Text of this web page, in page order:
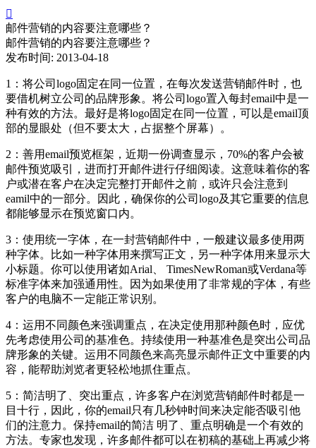

邮件营销的内容要注意哪些？
邮件营销的内容要注意哪些？
发布时间: 2013-04-18
1：将公司logo固定在同一位置，在每次发送营销邮件时，也
要借机树立公司的品牌形象。将公司logo置入每封email中是一
种有效的方法。最好是将logo固定在同一位置，可以是email顶
部的显眼处（但不要太大，占据整个屏幕）。
2：善用email预览框架，近期一份调查显示，70%的客户会被
邮件预览吸引，进而打开邮件进行仔细阅读。这意味着你的客
户或潜在客户在决定完整打开邮件之前，或许只会注意到
eamil中的一部分。因此，确保你的公司logo及其它重要的信息
都能够显示在预览窗口内。
3：使用统一字体，在一封营销邮件中，一般建议最多使用两
种字体。比如一种字体用来撰写正文，另一种字体用来显示大
小标题。你可以使用诸如Arial、 TimesNewRoman或Verdana等
标准字体来加强通用性。因为如果使用了非常规的字体，有些
客户的电脑不一定能正常识别。
4：运用不同颜色来强调重点，在决定使用那种颜色时，应优
先考虑使用公司的基准色。持续使用一种基准色是突出公司品
牌形象的关键。运用不同颜色来高亮显示邮件正文中重要的内
容，能帮助浏览者更轻松地抓住重点。
5：简洁明了、突出重点，许多客户在浏览营销邮件时都是一
目十行，因此，你的email只有几秒钟时间来决定能否吸引他
们的注意力。保持email的简洁 明了、重点明确是一个有效的
方法。专家也发现，许多邮件都可以在初稿的基础上再减少将